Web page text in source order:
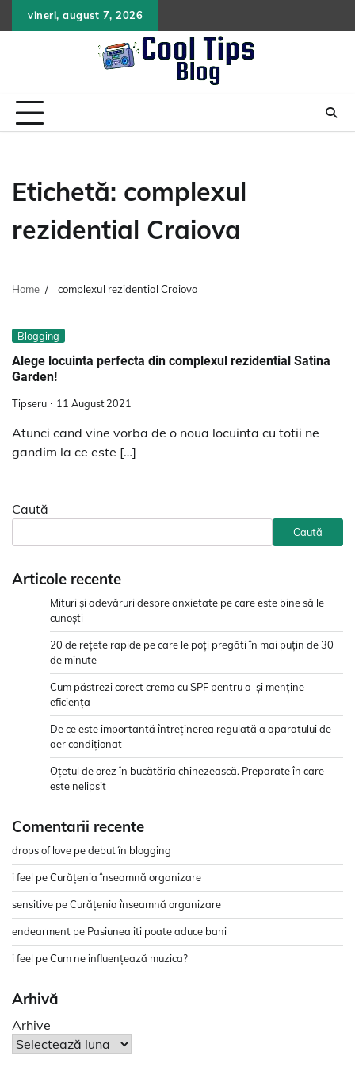
to
vineri, august 7, 2026
Etichetă: complexul
rezidential Craiova
Home complexul rezidential Craiova
Blogging
Alege locuinta perfecta din complexul rezidential Satina
Garden!
Tipseru 11 August 2021
Atunci cand vine vorba de o noua locuinta cu totii ne
gandim la ce este […]
Caută
Caută
Articole recente
Mituri și adevăruri despre anxietate pe care este bine să le
cunoști
20 de rețete rapide pe care le poți pregăti în mai puțin de 30
de minute
Cum păstrezi corect crema cu SPF pentru a-și menține
eficiența
De ce este importantă întreținerea regulată a aparatului de
aer condiționat
Oțetul de orez în bucătăria chinezească. Preparate în care
este nelipsit
Comentarii recente
drops of love pedebut în blogging
i feel peCurățenia înseamnă organizare
sensitive peCurățenia înseamnă organizare
endearment pe Pasiunea iti poate aduce bani
i feel peCum ne influențează muzica?
Arhivă
Arhive